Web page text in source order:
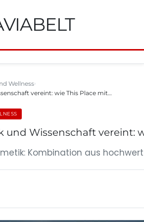
Wellness
vereint: wie This Place mit…
und Wissenschaft vereint:
Kombination aus